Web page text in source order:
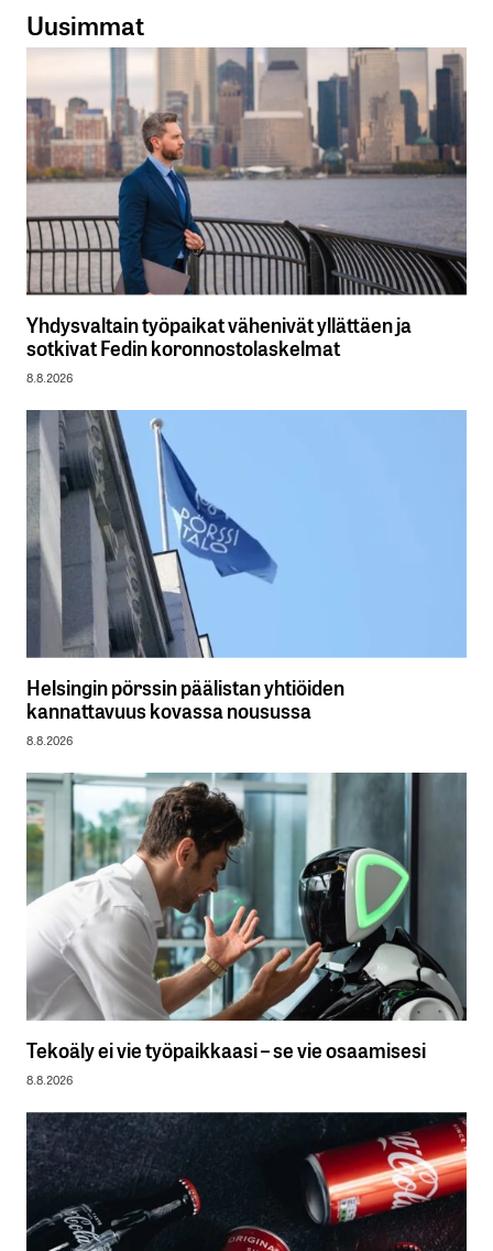
Uusimmat
Yhdysvaltain työpaikat vähenivät yllättäen ja
sotkivat Fedin koronnostolaskelmat
8.8.2026
Helsingin pörssin päälistan yhtiöiden
kannattavuus kovassa nousussa
8.8.2026
Tekoäly ei vie työpaikkaasi – se vie osaamisesi
8.8.2026